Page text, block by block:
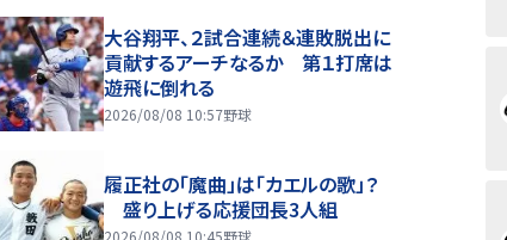
大谷翔平、２試合連続＆連敗脱出に
貢献するアーチなるか 第１打席は
遊飛に倒れる
2026/08/08 10:57野球
履正社の「魔曲」は「カエルの歌」？
盛り上げる応援団長3人組
2026/08/08 10:45野球